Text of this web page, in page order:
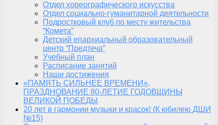
Отдел хореографического искусства
Отдел социально-гуманитарной деятельности
Подростковый клуб по месту жительства
“Комета”
Детский епархиальный образовательный
центр “Предтеча”
Учебный план
Расписание занятий
Наши достижения
«ПАМЯТЬ СИЛЬНЕЕ ВРЕМЕНИ»,
ПРАЗДНОВАНИЕ 80-ЛЕТИЕ ГОДОВЩИНЫ
ВЕЛИКОЙ ПОБЕДЫ
20 лет в гармонии музыки и красок! (К юбилею ДШИ
№15)